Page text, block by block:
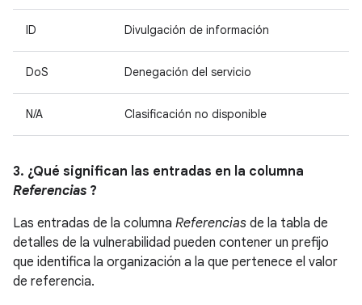
ID Divulgación de información
DoS Denegación del servicio
N/A Clasificación no disponible
3. ¿Qué significan las entradas en la columna
Referencias ?
Las entradas de la columna Referencias de la tabla de
detalles de la vulnerabilidad pueden contener un prefijo
que identifica la organización a la que pertenece el valor
de referencia.